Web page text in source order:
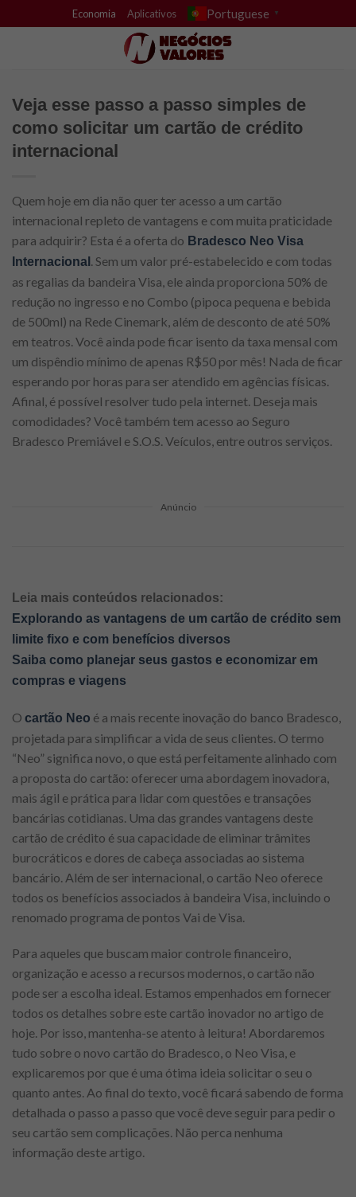
to
Economia Aplicativos Portuguese ▼
Veja esse passo a passo simples de
como solicitar um cartão de crédito
internacional
Quem hoje em dia não quer ter acesso a um cartão
internacional repleto de vantagens e com muita praticidade
para adquirir? Esta é a oferta do Bradesco Neo Visa
Internacional . Sem um valor pré-estabelecido e com todas
as regalias da bandeira Visa, ele ainda proporciona 50% de
redução no ingresso e no Combo (pipoca pequena e bebida
de 500ml) na Rede Cinemark, além de desconto de até 50%
em teatros. Você ainda pode ficar isento da taxa mensal com
um dispêndio mínimo de apenas R$50 por mês! Nada de ficar
esperando por horas para ser atendido em agências físicas.
Afinal, é possível resolver tudo pela internet. Deseja mais
comodidades? Você também tem acesso ao Seguro
Bradesco Premiável e S.O.S. Veículos, entre outros serviços.
Anúncio
Leia mais conteúdos relacionados:
Explorando as vantagens de um cartão de crédito sem
limite fixo e com benefícios diversos
Saiba como planejar seus gastos e economizar em
compras e viagens
O cartão Neo é a mais recente inovação do banco Bradesco,
projetada para simplificar a vida de seus clientes. O termo
“Neo” significa novo, o que está perfeitamente alinhado com
a proposta do cartão: oferecer uma abordagem inovadora,
mais ágil e prática para lidar com questões e transações
bancárias cotidianas. Uma das grandes vantagens deste
cartão de crédito é sua capacidade de eliminar trâmites
burocráticos e dores de cabeça associadas ao sistema
bancário. Além de ser internacional, o cartão Neo oferece
todos os benefícios associados à bandeira Visa, incluindo o
renomado programa de pontos Vai de Visa.
Para aqueles que buscam maior controle financeiro,
organização e acesso a recursos modernos, o cartão não
pode ser a escolha ideal. Estamos empenhados em fornecer
todos os detalhes sobre este cartão inovador no artigo de
hoje. Por isso, mantenha-se atento à leitura! Abordaremos
tudo sobre o novo cartão do Bradesco, o Neo Visa, e
explicaremos por que é uma ótima ideia solicitar o seu o
quanto antes. Ao final do texto, você ficará sabendo de forma
detalhada o passo a passo que você deve seguir para pedir o
seu cartão sem complicações. Não perca nenhuma
informação deste artigo.